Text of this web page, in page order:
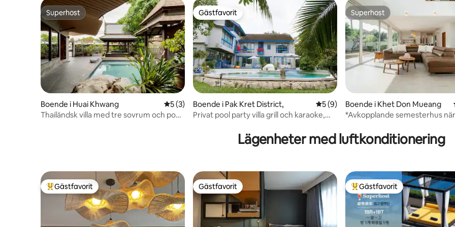
Superhost
Superhost
Boende i Huai Khwang 5 av 5 i genomsnittligt betyg, 3 omdömen
5 (3)
Thailändsk villa med tre sovrum och pool i
Gästfavorit
Gästfavorit
Boende i Pak Kret District, 5 av 5 i genomsnittligt betyg, 9
5 (9)
Privat pool party villa grill och karaoke,
Superhost
Superhost
Boende i Khet Don Mueang
*Avkopplande semesterhus
Lägenheter med luftkonditionering
Populär gästfavorit
Gästfavorit Gästfavorit
Gästfavorit Populär gästfavorit
Gästfavorit